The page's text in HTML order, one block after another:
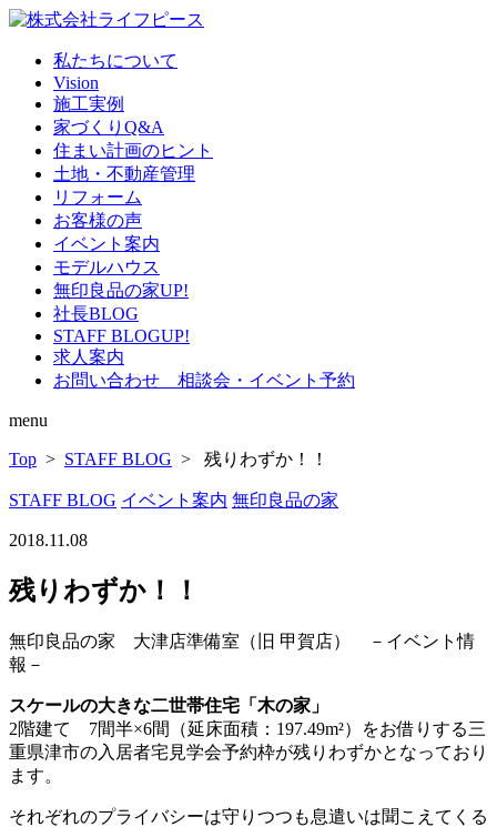
私たちについて
Vision
施工実例
家づくりQ&A
住まい計画のヒント
土地・不動産管理
リフォーム
お客様の声
イベント案内
モデルハウス
無印良品の家UP!
社長BLOG
STAFF BLOGUP!
求人案内
お問い合わせ 相談会・イベント予約
menu
Top > STAFF BLOG > 残りわずか！！
STAFF BLOG イベント案内 無印良品の家
2018.11.08
残りわずか！！
無印良品の家 大津店準備室（旧 甲賀店） －イベント情
報－
スケールの大きな二世帯住宅「木の家」
2階建て 7間半×6間（延床面積：197.49m²）をお借りする三
重県津市の入居者宅見学会予約枠が残りわずかとなっており
ます。
それぞれのプライバシーは守りつつも息遣いは聞こえてくる